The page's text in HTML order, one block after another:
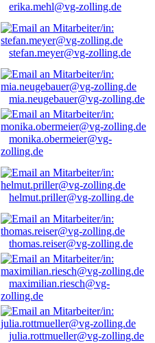
erika.mehl@vg-zolling.de
stefan.meyer@vg-zolling.de
mia.neugebauer@vg-zolling.de
monika.obermeier@vg-
zolling.de
helmut.priller@vg-zolling.de
thomas.reiser@vg-zolling.de
maximilian.riesch@vg-
zolling.de
julia.rottmueller@vg-zolling.de